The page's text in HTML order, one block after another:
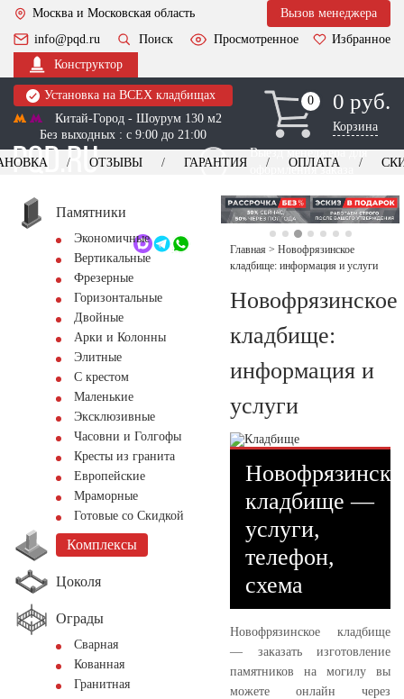
Москва и Московская область
Вызов менеджера
info@pqd.ru
Поиск Просмотренное
Избранное
Конструктор
Установка на ВСЕХ кладбищах
Китай-Город - Шоурум 130 м2
Без выходных : с 9:00 до 21:00
0
0 0 руб.
Корзина
Выезд менеджера для
оформления заказа
+7 (495) 518-44-23
Обратный звонок
ОТЗЫВЫ ГАРАНТИЯ ОПЛАТА
Памятники
Экономичные
Вертикальные
Фрезерные
Горизонтальные
Двойные
Арки и Колонны
Элитные
С крестом
Маленькие
Эксклюзивные
Часовни и Голгофы
Кресты из гранита
Европейские
Мраморные
Готовые со Скидкой
Комплексы
Цоколя
Ограды
Сварная
Кованная
Гранитная
Главная > Новофрязинское
кладбище: информация и услуги
Новофрязинское
кладбище:
информация и
услуги
кладбище —
услуги,
телефон,
схема
Новофрязинское кладбище
— заказать изготовление
памятников на могилу вы
можете онлайн через